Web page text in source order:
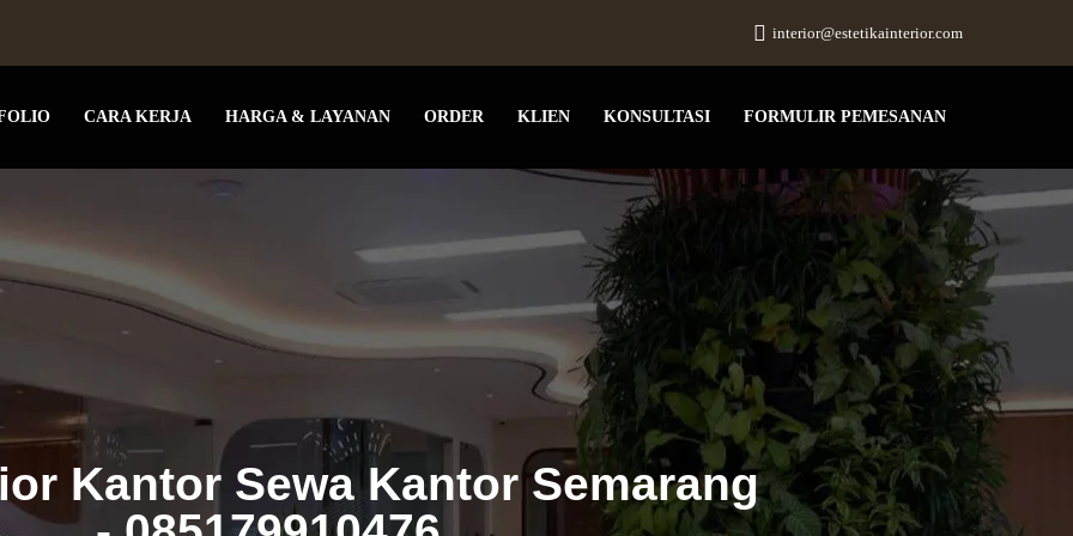
interior@estetikainterior.com
CARA KERJA HARGA & LAYANAN ORDER KLIEN KONSULTASI FORMULIR PEMESANAN
Kantor Sewa Kantor Semarang